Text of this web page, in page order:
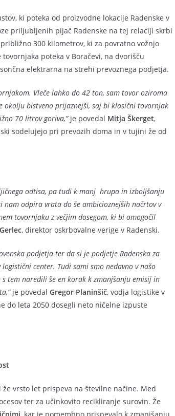
ki poteka od proizvodne lokacije Radenske v
priljubljenih pijač Radenske na tej relaciji skrbi
300 kilometrov, ki za povratno vožnjo
poteka v Boračevi, na dvorišču
elektrarna na strehi prevoznega podjetja.
Vleče lahko do 42 ton, sam tovor oziroma
okolju bistveno prijaznejši, saj bi klasični tovornjak
70 litrov goriva,”je povedal Mitja Škerget,
sodelujejo pri prevozih doma in v tujini že od
odtisa, pa tudi k manj hrupa in izboljšanju
odpira vrata do še ambicioznejših načrtov v
tovornjaku z večjim dosegom, ki bi omogočil
, direktor oskrbovalne verige v Radenski.
podjetja ter da si je podjetje Radenska za
center. Tudi sami smo nedavno v našo
tem naredili še en korak k zmanjšanju emisij in
je povedal Gregor Planinšič, vodja logistike v
do leta 2050 dosegli neto ničelne izpuste
vrsto let prispeva na številne načine. Med
ter za učinkovito recikliranje surovin. Že